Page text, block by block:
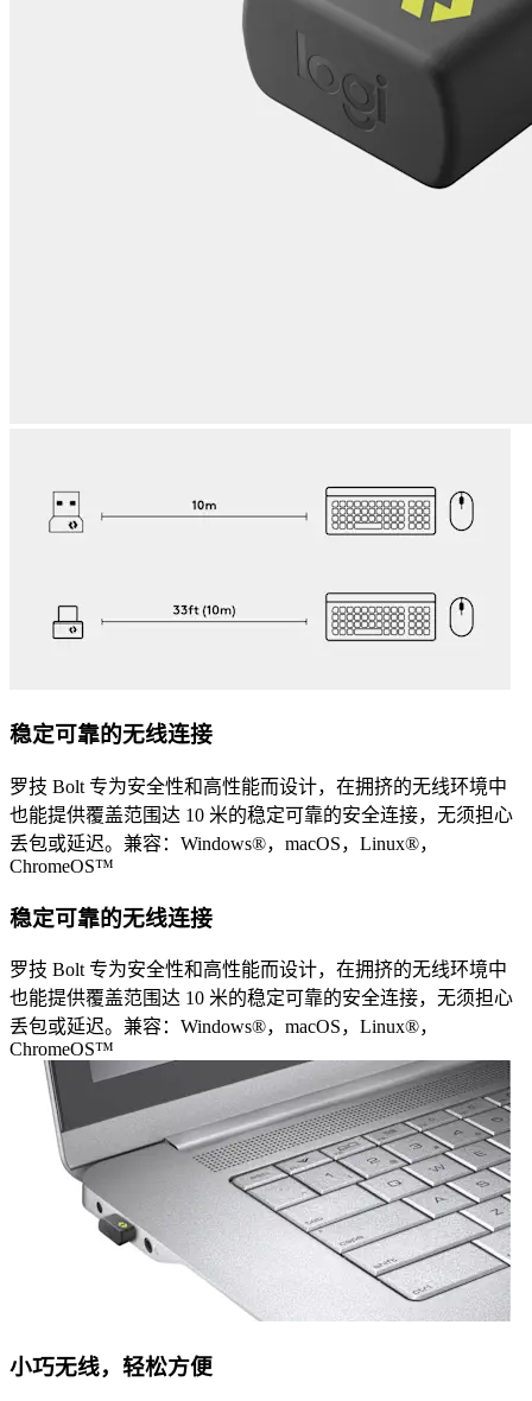
稳定可靠的无线连接
罗技 Bolt 专为安全性和高性能而设计，在拥挤的无线环境中
也能提供覆盖范围达 10 米的稳定可靠的安全连接，无须担心
丢包或延迟。兼容：Windows®，macOS，Linux®，
ChromeOS™
稳定可靠的无线连接
罗技 Bolt 专为安全性和高性能而设计，在拥挤的无线环境中
也能提供覆盖范围达 10 米的稳定可靠的安全连接，无须担心
丢包或延迟。兼容：Windows®，macOS，Linux®，
ChromeOS™
小巧无线，轻松方便